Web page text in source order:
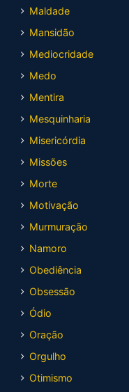
Maldade
Mansidão
Mediocridade
Medo
Mentira
Mesquinharia
Misericórdia
Missões
Morte
Motivação
Murmuração
Namoro
Obediência
Obsessão
Ódio
Oração
Orgulho
Otimismo